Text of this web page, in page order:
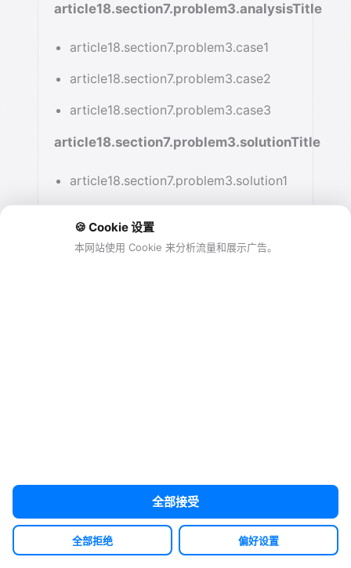
article18.section7.problem3.analysisTitle
article18.section7.problem3.case1
article18.section7.problem3.case2
article18.section7.problem3.case3
article18.section7.problem3.solutionTitle
article18.section7.problem3.solution1
article18.section7.problem3.solution3
article18.section7.problem4.solutionTitle
article18.section7.problem4.solution1
🍪 Cookie 设置
本网站使用 Cookie 来分析流量和展示广告。
全部接受
全部拒绝 偏好设置